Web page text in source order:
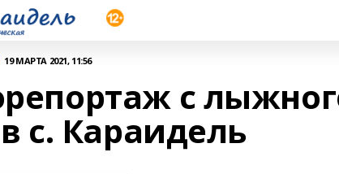
19 МАРТА 2021, 11:56
с
с. Караидель